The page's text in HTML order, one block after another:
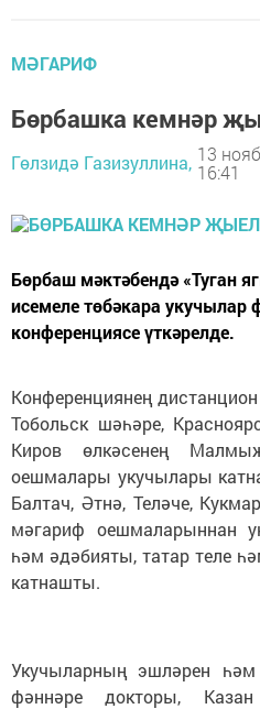
МӘГАРИФ
Бөрбашка кемнәр
Гөлзидә Газизуллина, 13
16:41
Бөрбаш мәктәбендә «Туган
исемеле төбәкара укучылар
конференциясе үткәрелде.
Конференциянең
Тобольск шәһәре,
Киров өлкәсенең
оешмалары укучылары
Балтач, Әтнә, Теләче,
мәгариф оешмаларыннан
һәм әдәбияты, татар теле
катнашты.
Укучыларның эшләрен
фәннәре докторы,